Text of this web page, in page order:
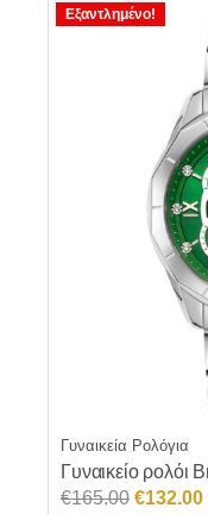
Εξαντλημένο!
Γυναικεία Ρολόγια
Γυναικείο
€165.00 Original
€132.00Η